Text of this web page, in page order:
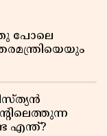
പോലെ
എന്ത്?